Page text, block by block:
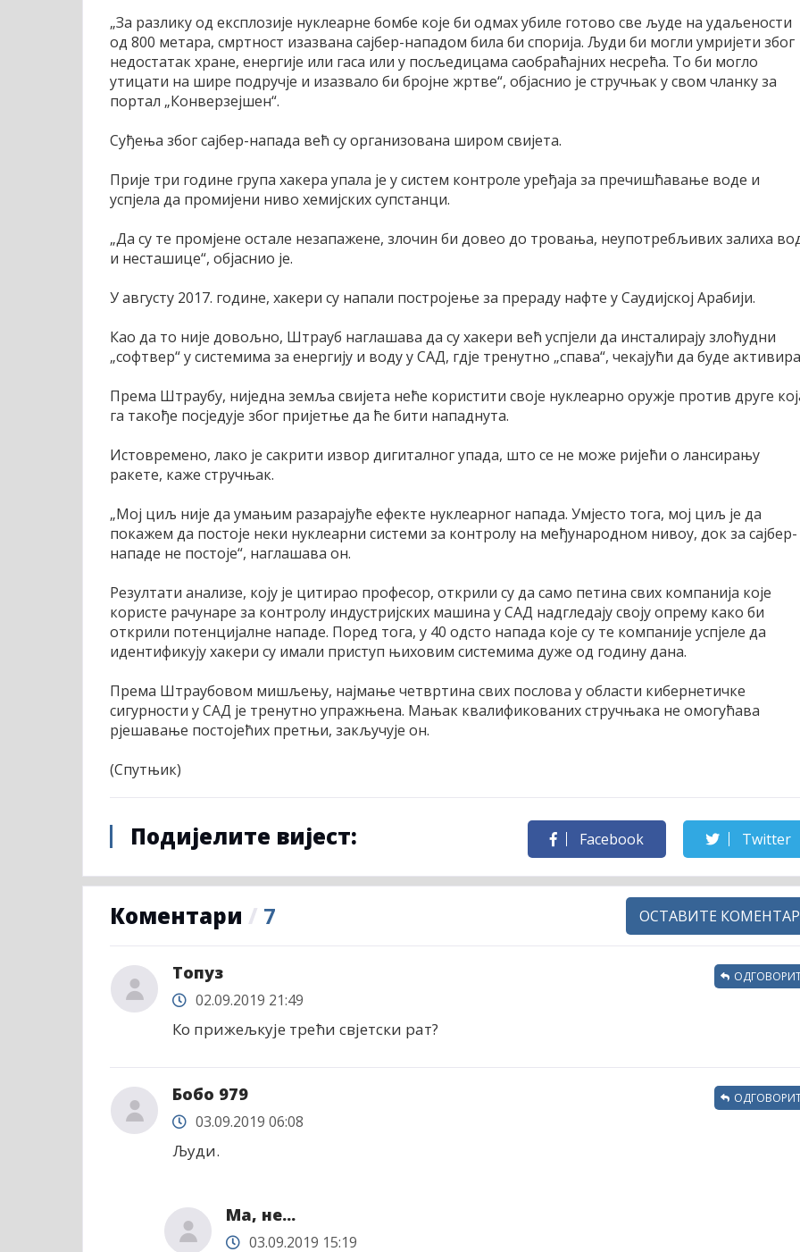
„За разлику од експлозије нуклеарне бомбе које би одмах убиле готово све људе на удаљености
од 800 метара, смртност изазвана сајбер-нападом била би спорија. Људи би могли умријети због
недостатак хране, енергије или гаса или у посљедицама саобраћајних несрећа. То би могло
утицати на шире подручје и изазвало би бројне жртве“, објаснио је стручњак у свом чланку за
портал „Конверзејшен“.
Суђења због сајбер-напада већ су организована широм свијета.
Прије три године група хакера упала је у систем контроле уређаја за пречишћавање воде и
успјела да промијени ниво хемијских супстанци.
„Да су те промјене остале незапажене, злочин би довео до тровања, неупотребљивих залиха
и несташице“, објаснио је.
У августу 2017. године, хакери су напали постројење за прераду нафте у Саудијској Арабији.
Као да то није довољно, Штрауб наглашава да су хакери већ успјели да инсталирају злоћудни
„софтвер“ у системима за енергију и воду у САД, гдје тренутно „спава“, чекајући да буде
Према Штраубу, ниједна земља свијета неће користити своје нуклеарно оружје против друге
га такође посједује због пријетње да ће бити нападнута.
Истовремено, лако је сакрити извор дигиталног упада, што се не може ријећи о лансирању
ракете, каже стручњак.
„Мој циљ није да умањим разарајуће ефекте нуклеарног напада. Умјесто тога, мој циљ је да
покажем да постоје неки нуклеарни системи за контролу на међународном нивоу, док за сајбер-
нападе не постоје“, наглашава он.
Резултати анализе, коју је цитирао професор, открили су да само петина свих компанија које
користе рачунаре за контролу индустријских машина у САД надгледају своју опрему како би
открили потенцијалне нападе. Поред тога, у 40 одсто напада које су те компаније успјеле да
идентификују хакери су имали приступ њиховим системима дуже од годину дана.
Према Штраубовом мишљењу, најмање четвртина свих послова у области кибернетичке
сигурности у САД је тренутно упражњена. Мањак квалификованих стручњака не омогућава
рјешавање постојећих претњи, закључује он.
(Спутњик)
Подијелите вијест: Facebook Twitter
Коментари / 7 ОСТАВИТЕ КОМЕНТАР
Топуз
02.09.2019 21:49
Ко прижељкује трећи свјетски рат?
Бобо 979
03.09.2019 06:08
Људи.
Ма, не...
03.09.2019 15:19